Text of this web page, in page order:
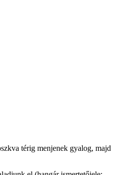
térig menjenek gyalog, majd